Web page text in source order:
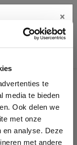
te
media te bieden
Ook delen we
met onze
en analyse. Deze
met andere
×